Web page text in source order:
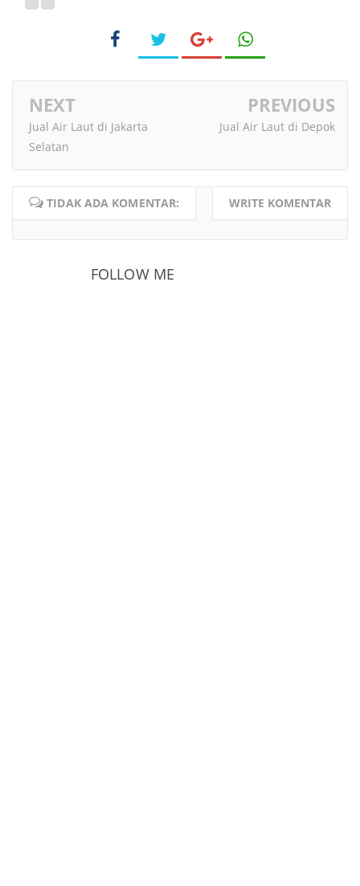
NEXT
Jual Air Laut di Jakarta
Selatan
PREVIOUS
Jual Air Laut di Depok
TIDAK ADA KOMENTAR: WRITE KOMENTAR
FOLLOW ME